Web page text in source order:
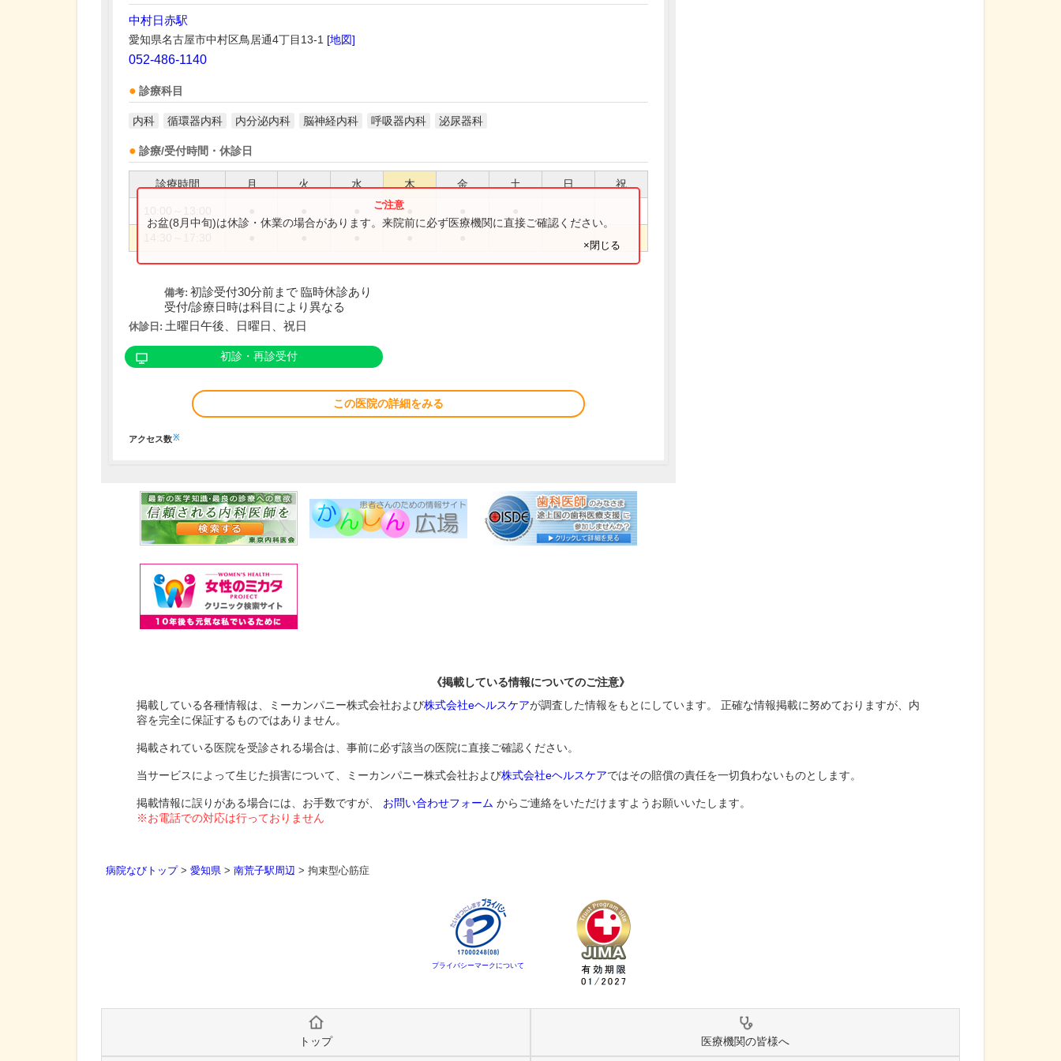
中村日赤駅
愛知県名古屋市中村区鳥居通4丁目13-1 [地図]
052-486-1140
診療科目
内科 循環器内科 内分泌内科 脳神経内科 呼吸器内科 泌尿器科
診療/受付時間・休診日
診療時間 月 火 水 木 金 土 日 祝
お盆(8月中旬)は休診・休業の場合があります。来院前に必ず医療機関に直接ご確認ください。
×閉じる
備考: 初診受付30分前まで 臨時休診あり
受付/診療日時は科目により異なる
休診日: 土曜日午後、日曜日、祝日
初診・再診受付
この医院の詳細をみる
アクセス数※
《掲載している情報についてのご注意》
掲載している各種情報は、ミーカンパニー株式会社および株式会社eヘルスケアが調査した情報をもとにしています。 正確な情報掲載に努めておりますが、内
容を完全に保証するものではありません。
掲載されている医院を受診される場合は、事前に必ず該当の医院に直接ご確認ください。
当サービスによって生じた損害について、ミーカンパニー株式会社および株式会社eヘルスケアではその賠償の責任を一切負わないものとします。
掲載情報に誤りがある場合には、お手数ですが、 お問い合わせフォーム からご連絡をいただけますようお願いいたします。
※お電話での対応は行っておりません
病院なびトップ> 愛知県 > 南荒子駅周辺 > 拘束型心筋症
プライバシーマークについて
トップ 医療機関の皆様へ